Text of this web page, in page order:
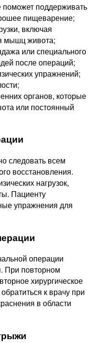
поддерживать
пищеварение;
включая
мышц живота;
или специального
после операций;
упражнений;
органов, которые
или постоянный
следовать всем
восстановления.
нагрузок,
Пациенту
упражнения для
операции
При повторном
хирургическое
к врачу при
в области